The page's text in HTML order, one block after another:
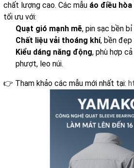
chất lượng cao. Các mẫu áo điều hòa
tối ưu với:
Quạt gió mạnh mẽ, pin sạc bền
Chất liệu vải thoáng khí, bền đẹp
Kiểu dáng năng động, phù hợp
phượt, leo núi.
👉 Tham khảo các mẫu mới nhất tại: